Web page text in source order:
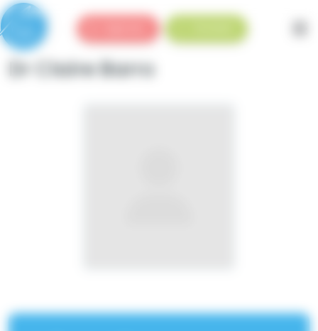
Dr Claire Barro
Panneau de gestion des cookies